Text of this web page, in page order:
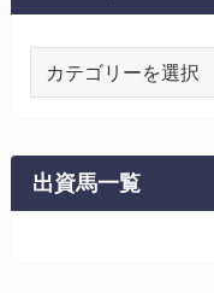
ー
出資馬一覧